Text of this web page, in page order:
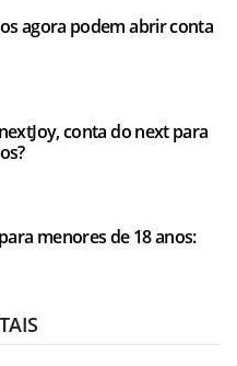
agora podem abrir conta
conta do next para
menores de 18 anos: